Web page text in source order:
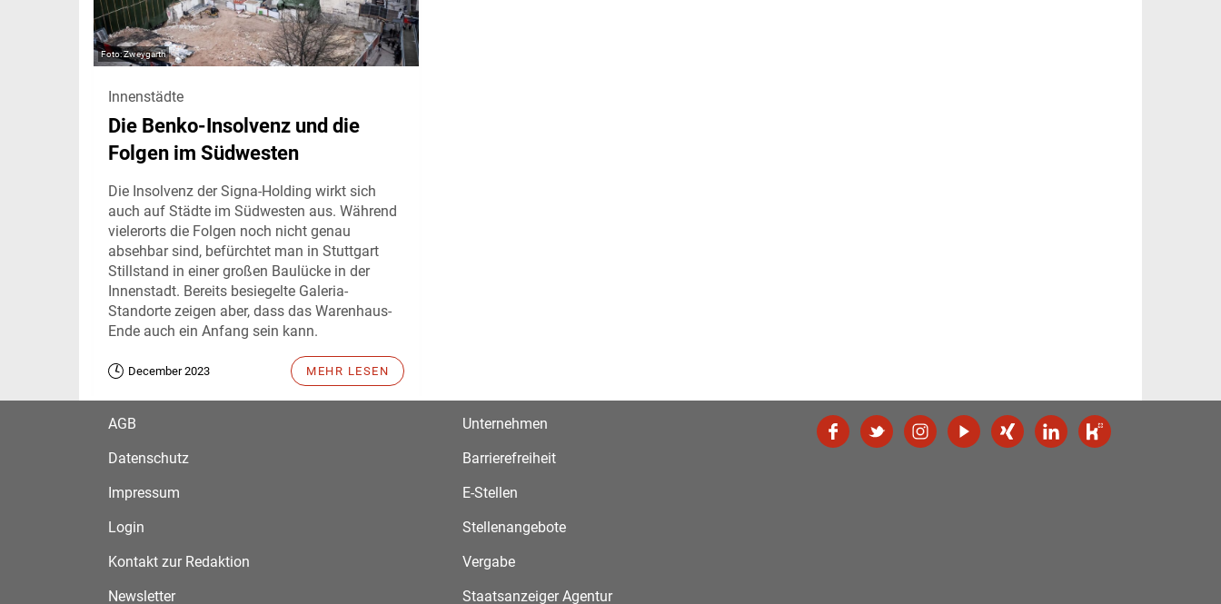
Zweygarth
Innenstädte
Die Benko-Insolvenz und die
Folgen im Südwesten
Die Insolvenz der Signa-Holding wirkt sich
auch auf Städte im Südwesten aus. Während
vielerorts die Folgen noch nicht genau
absehbar sind, befürchtet man in Stuttgart
Stillstand in einer großen Baulücke in der
Innenstadt. Bereits besiegelte Galeria-
Standorte zeigen aber, dass das Warenhaus-
Ende auch ein Anfang sein kann.
December 2023 MEHR LESEN
AGB
Datenschutz
Impressum
Login
Kontakt zur Redaktion
Newsletter
Unternehmen
Barrierefreiheit
E-Stellen
Stellenangebote
Vergabe
Staatsanzeiger Agentur